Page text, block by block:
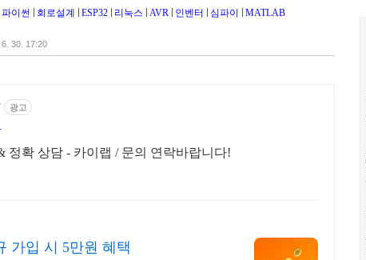
파이썬 회로설계 ESP32 리눅스 AVR 인벤터 심파이 MATLAB
30. 17:20
광고
정확 상담 - 카이랩 / 문의 연락바랍니다!
가입 시 5만원 혜택